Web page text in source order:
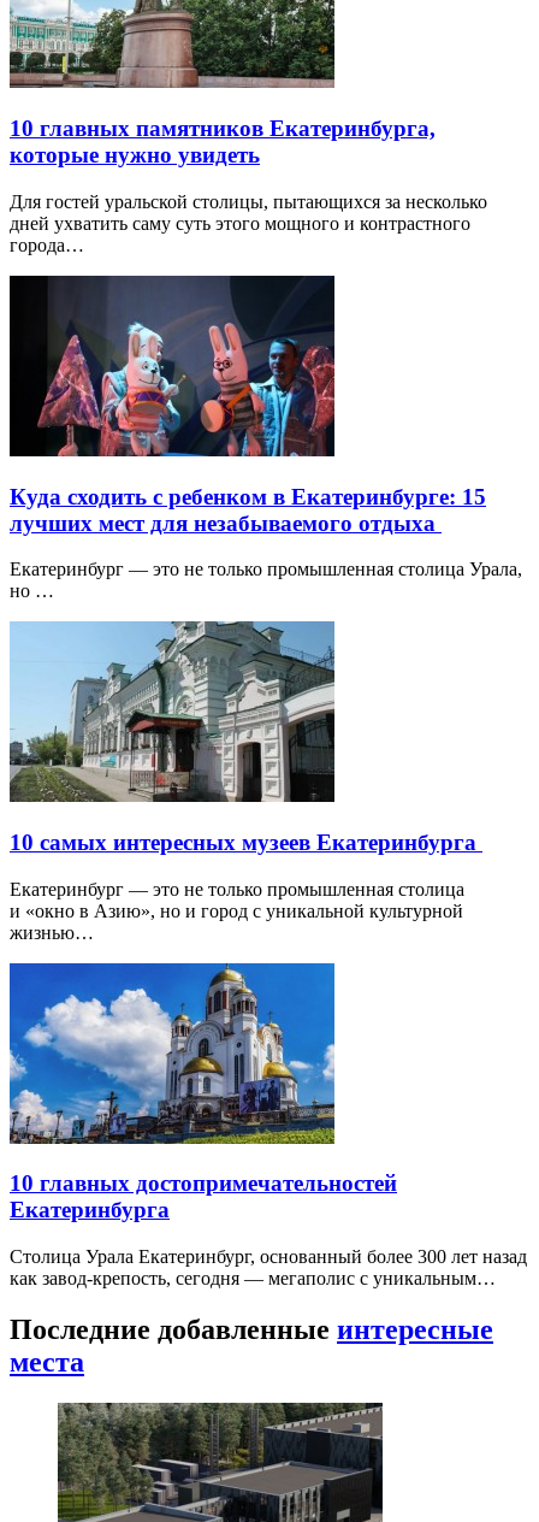
10 главных памятников Екатеринбурга,
которые нужно увидеть
Для гостей уральской столицы, пытающихся за несколько
дней ухватить саму суть этого мощного и контрастного
города…
Куда сходить с ребенком в Екатеринбурге: 15
лучших мест для незабываемого отдыха
Екатеринбург — это не только промышленная столица Урала,
но …
10 самых интересных музеев Екатеринбурга
Екатеринбург — это не только промышленная столица
и «окно в Азию», но и город с уникальной культурной
жизнью…
10 главных достопримечательностей
Екатеринбурга
Столица Урала Екатеринбург, основанный более 300 лет назад
как завод-крепость, сегодня — мегаполис с уникальным…
Последние добавленные интересные
места